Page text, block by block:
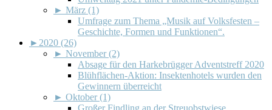
► März (1)
Umfrage zum Thema „Musik auf Volksfesten –
Geschichte, Formen und Funktionen“.
► 2020 (26)
► November (2)
Absage für den Harkebrügger Adventstreff 2020
Blühflächen-Aktion: Insektenhotels wurden den
Gewinnern überreicht
► Oktober (1)
Großer Findling an der Streuobstwiese